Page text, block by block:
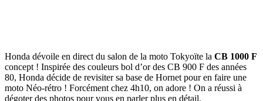
Honda dévoile en direct du salon de la moto Tokyoïte la CB 1000 F
concept ! Inspirée des couleurs bol d’or des CB 900 F des années
80, Honda décide de revisiter sa base de Hornet pour en faire une
moto Néo-rétro ! Forcément chez 4h10, on adore ! On a réussi à
dégoter des photos pour vous en parler plus en détail.